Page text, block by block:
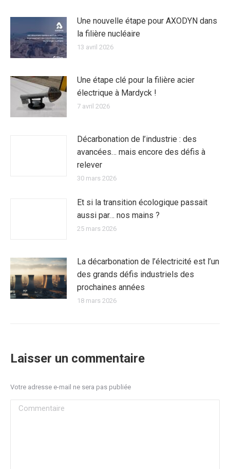
Une nouvelle étape pour AXODYN dans
la filière nucléaire
13 avril 2026
Une étape clé pour la filière acier
électrique à Mardyck !
7 avril 2026
Décarbonation de l’industrie : des
avancées… mais encore des défis à
relever
30 mars 2026
Et si la transition écologique passait
aussi par… nos mains ?
25 mars 2026
La décarbonation de l’électricité est l’un
des grands défis industriels des
prochaines années
18 mars 2026
Laisser un commentaire
Votre adresse e-mail ne sera pas publiée
Commentaire